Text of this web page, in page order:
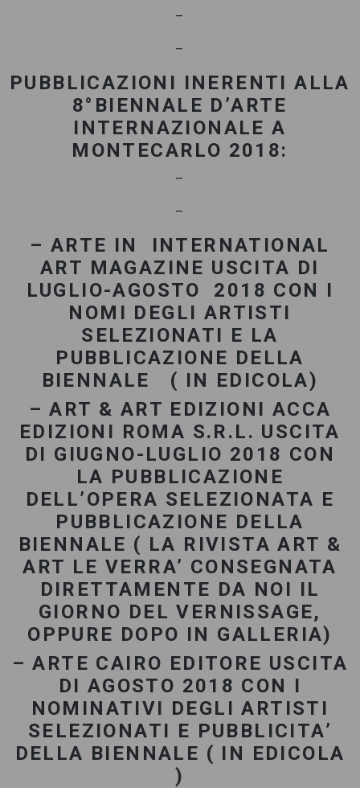
–
–
PUBBLICAZIONI INERENTI ALLA
8°BIENNALE D’ARTE
INTERNAZIONALE A
MONTECARLO 2018:
–
–
– ARTE IN INTERNATIONAL
ART MAGAZINE USCITA DI
LUGLIO-AGOSTO 2018 CON I
NOMI DEGLI ARTISTI
SELEZIONATI E LA
PUBBLICAZIONE DELLA
BIENNALE ( IN EDICOLA)
– ART & ART EDIZIONI ACCA
EDIZIONI ROMA S.R.L. USCITA
DI GIUGNO-LUGLIO 2018 CON
LA PUBBLICAZIONE
DELL’OPERA SELEZIONATA E
PUBBLICAZIONE DELLA
BIENNALE ( LA RIVISTA ART &
ART LE VERRA’ CONSEGNATA
DIRETTAMENTE DA NOI IL
GIORNO DEL VERNISSAGE,
OPPURE DOPO IN GALLERIA)
– ARTE CAIRO EDITORE USCITA
DI AGOSTO 2018 CON I
NOMINATIVI DEGLI ARTISTI
SELEZIONATI E PUBBLICITA’
DELLA BIENNALE ( IN EDICOLA
)